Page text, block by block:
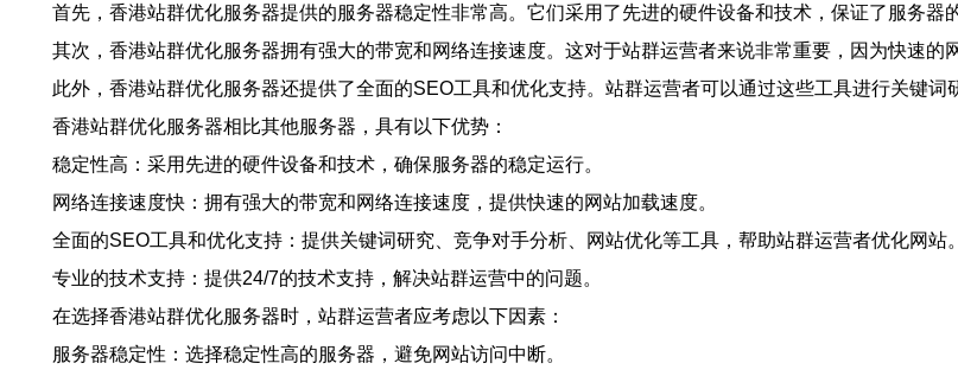
首先，香港站群优化服务器提供的服务器稳定性非常高。它们采用了先进的硬件设备和技术，保证了服务器
其次，香港站群优化服务器拥有强大的带宽和网络连接速度。这对于站群运营者来说非常重要，因为快速的
此外，香港站群优化服务器还提供了全面的SEO工具和优化支持。站群运营者可以通过这些工具进行关键
香港站群优化服务器相比其他服务器，具有以下优势：
稳定性高：采用先进的硬件设备和技术，确保服务器的稳定运行。
网络连接速度快：拥有强大的带宽和网络连接速度，提供快速的网站加载速度。
全面的SEO工具和优化支持：提供关键词研究、竞争对手分析、网站优化等工具，帮助站群运营者优化网站。
专业的技术支持：提供24/7的技术支持，解决站群运营中的问题。
在选择香港站群优化服务器时，站群运营者应考虑以下因素：
服务器稳定性：选择稳定性高的服务器，避免网站访问中断。